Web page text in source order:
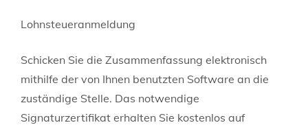
Lohnsteueranmeldung
Schicken Sie die Zusammenfassung elektronisch
mithilfe der von Ihnen benutzten Software an die
zuständige Stelle. Das notwendige
Signaturzertifikat erhalten Sie kostenlos auf